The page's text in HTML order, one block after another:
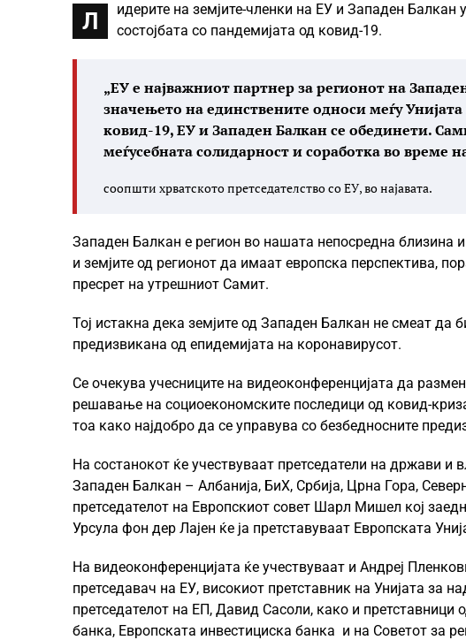
Л
идерите на земјите-членки на ЕУ и Западен
состојбата со пандемијата од ковид-19.
„ЕУ е најважниот партнер за регионот на
значењето на единствените односи меѓу
ковид-19, ЕУ и Западен Балкан се обединети.
меѓусебната солидарност и соработка во време
соопшти хрватското претседателство со ЕУ, во најавата.
Западен Балкан е регион во нашата непосредна близина
и земјите од регионот да имаат европска перспектива,
пресрет на утрешниот Самит.
Тој истакна дека земјите од Западен Балкан не смеат
предизвикана од епидемијата на коронавирусот.
Се очекува учесниците на видеоконференцијата да
решавање на социоекономските последици од ковид-
тоа како најдобро да се управува со безбедносните
На состанокот ќе учествуваат претседатели на држави и
Западен Балкан – Албанија, БиХ, Србија, Црна Гора,
претседателот на Европскиот совет Шарл Мишел кој
Урсула фон дер Лајен ќе ја претставуваат Европската
На видеоконференцијата ќе учествуваат и Андреј
претседавач на ЕУ, високиот претставник на Унијата за
претседателот на ЕП, Давид Сасоли, како и претставници
банка, Европската инвестициска банка и на Советот за